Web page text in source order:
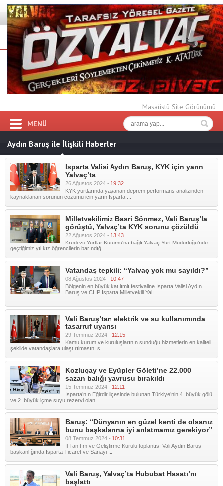
Masaüstü Site Görünümü
MENÜ
Aydın Baruş ile İlişkili Haberler
Isparta Valisi Aydın Baruş, KYK için yarın
Yalvaç’ta
26 Ağustos 2024 - 19:32
KYK yurtlarında yaşanan deprem performans analizinden
kaynaklanan sorunun çözümü için yarın Isparta ...
Milletvekilimiz Basri Sönmez, Vali Baruş’la
görüştü, Yalvaç’ta KYK sorunu çözüldü
22 Ağustos 2024 - 13:43
Kredi ve Yurtlar Kurumu'na bağlı Yalvaç Yurt Müdürlüğü'nde
geçtiğimiz yıl kız öğrencilerin barındığ ...
Vatandaş tepkili: “Yalvaç yok mu sayıldı?”
08 Ağustos 2024 - 10:47
Bölgenin en büyük katılımlı festivaline Isparta Valisi Aydın
Baruş ve CHP Isparta Milletvekili Yalı ...
Vali Baruş’tan elektrik ve su kullanımında
tasarruf uyarısı
29 Temmuz 2024 - 12:15
Kamu kurum ve kuruluşlarının sunduğu hizmetlerin en kaliteli
şekilde vatandaşlara ulaştırılmasını s ...
Kozluçay ve Eyüpler Göleti’ne 22.000
sazan balığı yavrusu bırakıldı
15 Temmuz 2024 - 12:11
Isparta’nın Eğirdir ilçesinde bulunan Türkiye’nin 4. büyük gölü
ve 2. büyük içme suyu rezervi olan ...
Baruş: “Dünyanın en güzel kenti de olsanız
bunu başkalarına iyi anlatmamız gerekiyor”
08 Temmuz 2024 - 10:31
İl Tanıtım ve Geliştirme Kurulu toplantısı Vali Aydın Baruş
başkanlığında Isparta Ticaret ve Sanayi ...
Vali Baruş, Yalvaç’ta Hububat Hasatı’nı
başlattı